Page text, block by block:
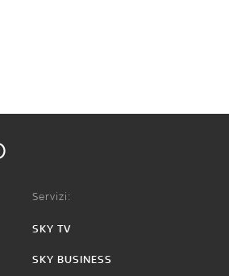
Servizi:
SKY TV
SKY BUSINESS